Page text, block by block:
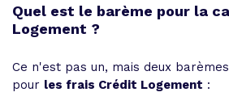
Quel est le barème pour la
Logement ?
Ce n'est pas un, mais deux
pour les frais Crédit Logement :